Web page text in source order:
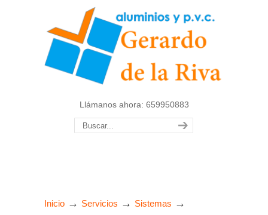
Llámanos ahora: 659950883
Inicio → Servicios → Sistemas →